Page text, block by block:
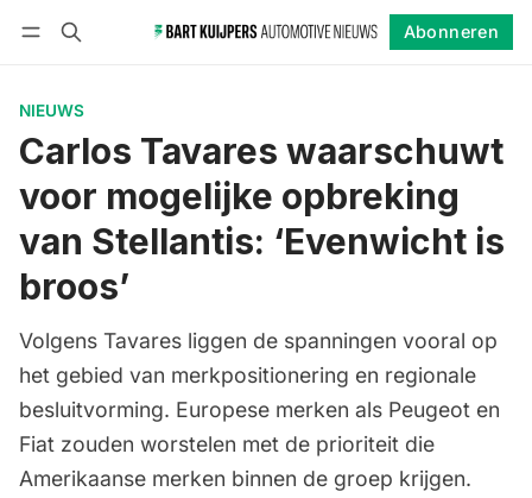
Abonneren
NIEUWS
Carlos Tavares waarschuwt
voor mogelijke opbreking
van Stellantis: ‘Evenwicht is
broos’
Volgens Tavares liggen de spanningen vooral op
het gebied van merkpositionering en regionale
besluitvorming. Europese merken als Peugeot en
Fiat zouden worstelen met de prioriteit die
Amerikaanse merken binnen de groep krijgen.